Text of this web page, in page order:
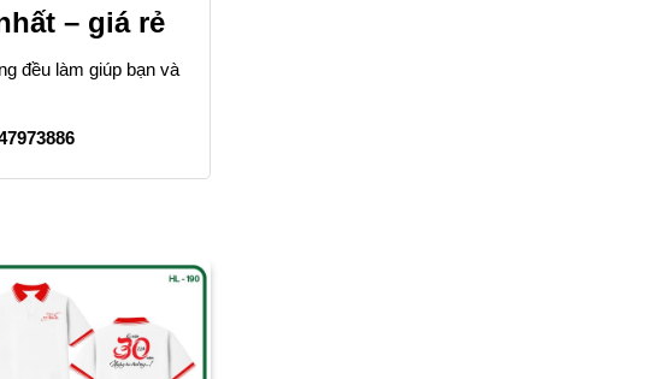
– giá rẻ
đều làm giúp bạn và